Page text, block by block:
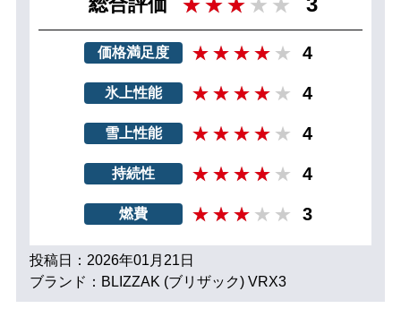
価格満足度 4
氷上性能 4
雪上性能 4
持続性 4
燃費 3
投稿日：2026年01月21日
ブランド：BLIZZAK (ブリザック) VRX3